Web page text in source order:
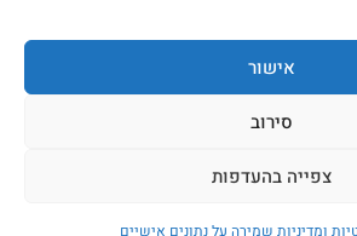
אישור
סירוב
צפייה בהעדפות
ומדיניות שמירה על נתונים אישיים
למים נט (נוסד בשנת 2007) אתר: דיביין